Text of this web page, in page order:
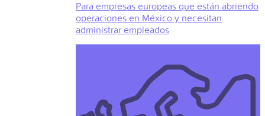
Para empresas europeas que están abriendo
operaciones en México y necesitan
administrar empleados